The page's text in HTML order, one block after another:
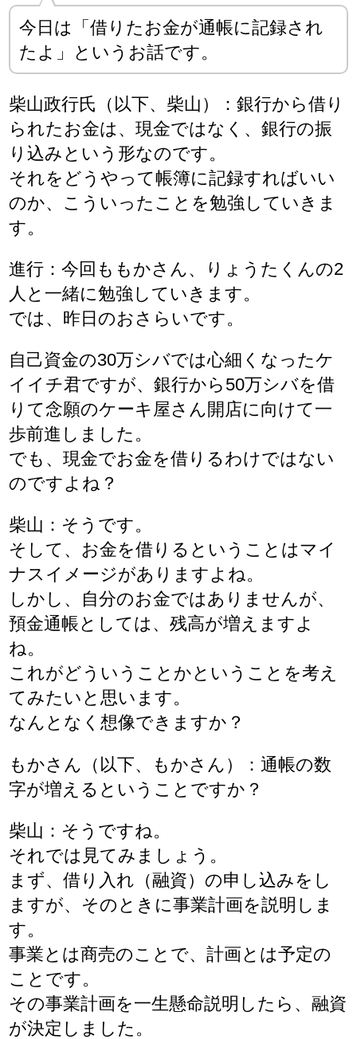
今日は「借りたお金が通帳に記録され
たよ」というお話です。
柴山政行氏（以下、柴山）：銀行から借り
られたお金は、現金ではなく、銀行の振
り込みという形なのです。
それをどうやって帳簿に記録すればいい
のか、こういったことを勉強していきま
す。
進行：今回ももかさん、りょうたくんの2
人と一緒に勉強していきます。
では、昨日のおさらいです。
自己資金の30万シバでは心細くなったケ
イイチ君ですが、銀行から50万シバを借
りて念願のケーキ屋さん開店に向けて一
歩前進しました。
でも、現金でお金を借りるわけではない
のですよね？
柴山：そうです。
そして、お金を借りるということはマイ
ナスイメージがありますよね。
しかし、自分のお金ではありませんが、
預金通帳としては、残高が増えますよ
ね。
これがどういうことかということを考え
てみたいと思います。
なんとなく想像できますか？
もかさん（以下、もかさん）：通帳の数
字が増えるということですか？
柴山：そうですね。
それでは見てみましょう。
まず、借り入れ（融資）の申し込みをし
ますが、そのときに事業計画を説明しま
す。
事業とは商売のことで、計画とは予定の
ことです。
その事業計画を一生懸命説明したら、融資
が決定しました。